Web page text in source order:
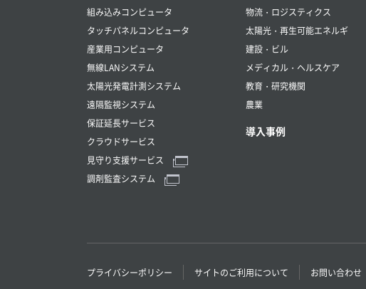
組み込みコンピュータ
タッチパネルコンピュータ
産業用コンピュータ
無線LANシステム
太陽光発電計測システム
遠隔監視システム
保証延長サービス
クラウドサービス
見守り支援サービス
調剤監査システム
物流・ロジスティクス
太陽光・再生可能エネルギ
建設・ビル
メディカル・ヘルスケア
教育・研究機関
農業
導入事例
プライバシーポリシー サイトのご利用について お問い合わせ